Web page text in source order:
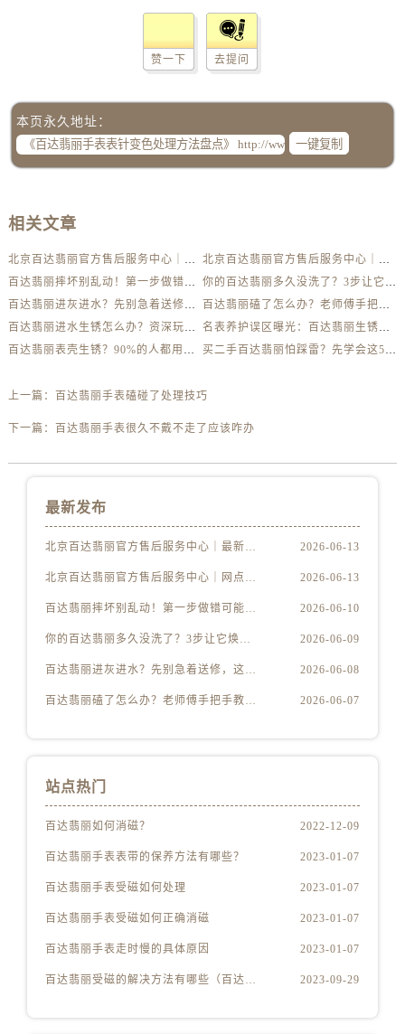
赞一下 去提问
本页永久地址：
一键复制
相关文章
北京百达翡丽官方售后服务中心｜最新地址及服务热线权威信息公示（2026年6月最新）
北京百达翡丽官方售后服务中心｜网点地址与客服电话权威信息公示（2026年6月最新）
百达翡丽摔坏别乱动！第一步做错可能报废
你的百达翡丽多久没洗了？3步让它焕然一新
百达翡丽进灰进水？先别急着送修，这样做更安全
百达翡丽磕了怎么办？老师傅手把手教你修复技巧
百达翡丽进水生锈怎么办？资深玩家教你自救方法
名表养护误区曝光：百达翡丽生锈真相揭秘
百达翡丽表壳生锈？90%的人都用错了清洁方法
买二手百达翡丽怕踩雷？先学会这5个防伪要点
上一篇： 百达翡丽手表磕碰了处理技巧
下一篇： 百达翡丽手表很久不戴不走了应该咋办
最新发布
北京百达翡丽官方售后服务中心｜最新地址及服务热线权威信息公示（2026年6月最新） 2026-06-13
北京百达翡丽官方售后服务中心｜网点地址与客服电话权威信息公示（2026年6月最新） 2026-06-13
百达翡丽摔坏别乱动！第一步做错可能报废 2026-06-10
你的百达翡丽多久没洗了？3步让它焕然一新 2026-06-09
百达翡丽进灰进水？先别急着送修，这样做更安全 2026-06-08
百达翡丽磕了怎么办？老师傅手把手教你修复技巧 2026-06-07
站点热门
百达翡丽如何消磁？ 2022-12-09
百达翡丽手表表带的保养方法有哪些？ 2023-01-07
百达翡丽手表受磁如何处理 2023-01-07
百达翡丽手表受磁如何正确消磁 2023-01-07
百达翡丽手表走时慢的具体原因 2023-01-07
百达翡丽受磁的解决方法有哪些（百达翡丽受磁解决方法是什么） 2023-09-29